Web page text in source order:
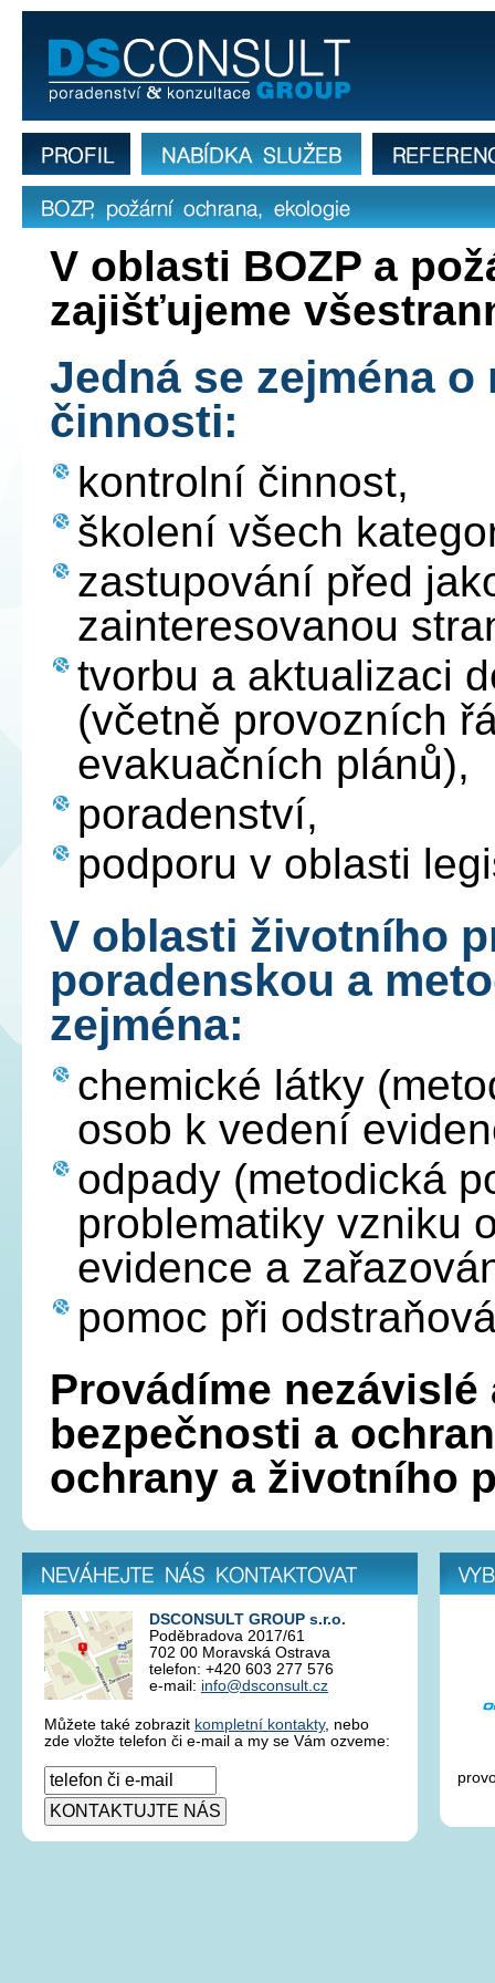
Informace o BOZP, požární
profil firmy nabídka služeb reference
BOZP, požární ochrana, ekologie
V oblasti BOZP a
zajišťujeme
Jedná se zejména
činnosti:
kontrolní činnost,
školení všech
zastupování před
zainteresovanou
tvorbu a aktualizaci
(včetně provozních
evakuačních plánů),
poradenství,
podporu v oblasti
V oblasti životního
poradenskou a
zejména:
chemické látky
osob k vedení
odpady (metodická
problematiky vzniku
evidence a
pomoc při
Provádíme
bezpečnosti a
ochrany a životního
Neváhejte nás kontaktovat
DSCONSULT GROUP s.r.o.
Poděbradova 2017/61
702 00 Moravská Ostrava
telefon: +420 603 277 576
e-mail: info@dsconsult.cz
Můžete také zobrazit kompletní kontakty, nebo
zde vložte telefon či e-mail a my se Vám ozveme: